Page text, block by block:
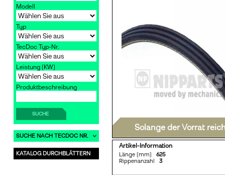
Modell
Typ
TecDoc Typ-Nr.
Leistung [KW]
Produktbeschreibung
SUCHE
SUCHE NACH TECDOC NR.
KATALOG DURCHBLÄTTERN
Solange der Vorrat
Artikel-Information
Länge [mm] 625
Rippenanzahl 3